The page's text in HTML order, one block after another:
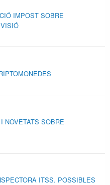
IMPOST SOBRE
NOVETATS SOBRE
ITSS. POSSIBLES